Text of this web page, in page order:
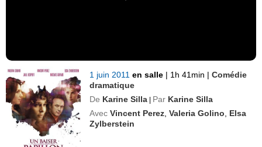
1 juin 2011en salle | 1h 41min | Comédie
dramatique
De Karine Silla | Par Karine Silla
Avec Vincent Perez ,Valeria Golino
Elsa
Zylberstein